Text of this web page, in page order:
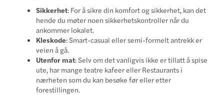
Sikkerhet: For å sikre din komfort og sikkerhet, kan det
hende du møter noen sikkerhetskontroller når du
ankommer lokalet.
Kleskode: Smart-casual eller semi-formelt antrekk er
veien å gå.
Utenfor mat: Selv om det vanligvis ikke er tillatt å spise
ute, har mange teatre kafeer eller Restaurants i
nærheten som du kan besøke før eller etter
forestillingen.